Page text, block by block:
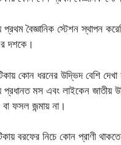
প্রথম বৈজ্ঞানিক স্টেশন স্থাপন
দশকে।
কোন ধরনের উদ্ভিদ বেশি দেখা
প্রধানত মস এবং লাইকেন জাতীয়
ফসল জন্মায় না।
বরফের নিচে কোন প্রাণী